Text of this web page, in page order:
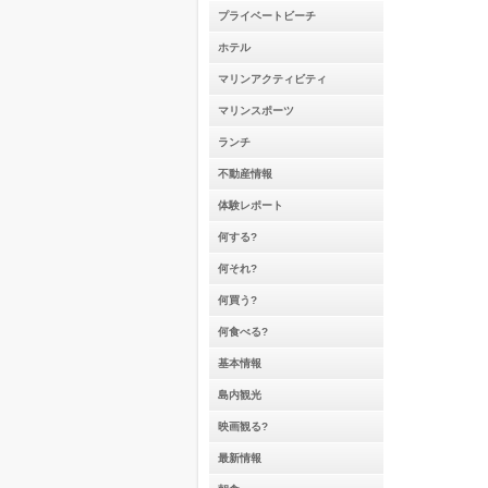
プライベートビーチ
ホテル
マリンアクティビティ
マリンスポーツ
ランチ
不動産情報
体験レポート
何する?
何それ?
何買う?
何食べる?
基本情報
島内観光
映画観る?
最新情報